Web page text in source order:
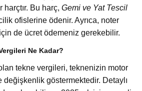
Bu harç, Gemi ve Yat Tescil
ofislerine ödenir. Ayrıca, noter
de ücret ödemeniz gerekebilir.
Ne Kadar?
tekne vergileri, teknenizin motor
göstermektedir. Detaylı